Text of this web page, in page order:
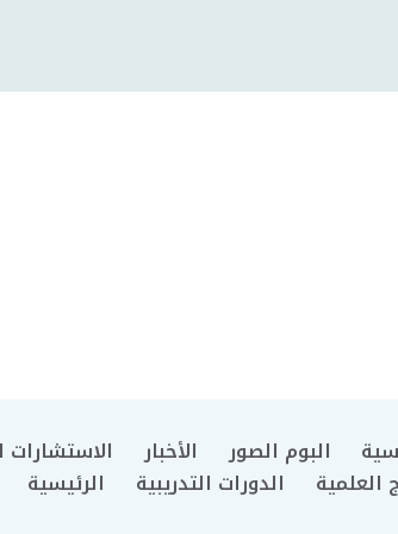
البوم الصور الأخبار
الاستشارات
العلمية
الدورات التدريبية الرئيسية